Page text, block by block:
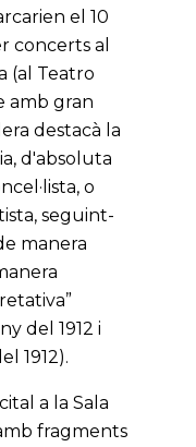
el 10
concerts al
(al Teatro
amb gran
destacà la
d'absoluta
o
seguint-
manera
del 1912 i
1912).
a la Sala
fragments